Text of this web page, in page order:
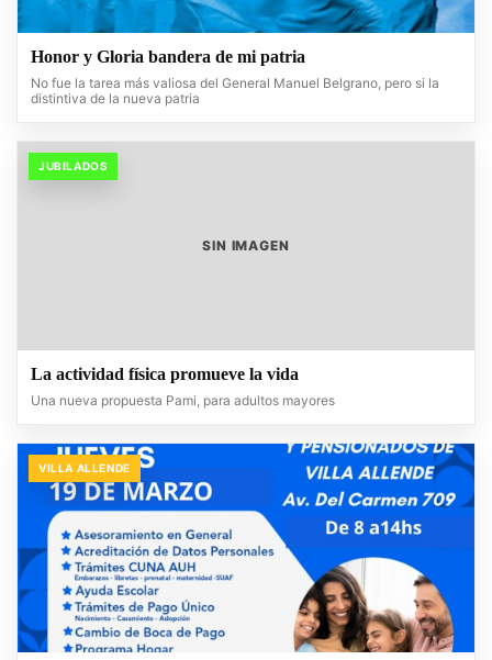
Honor y Gloria bandera de mi patria
No fue la tarea más valiosa del General Manuel Belgrano, pero si la
distintiva de la nueva patria
JUBILADOS
SIN IMAGEN
La actividad física promueve la vida
Una nueva propuesta Pami, para adultos mayores
VILLA ALLENDE